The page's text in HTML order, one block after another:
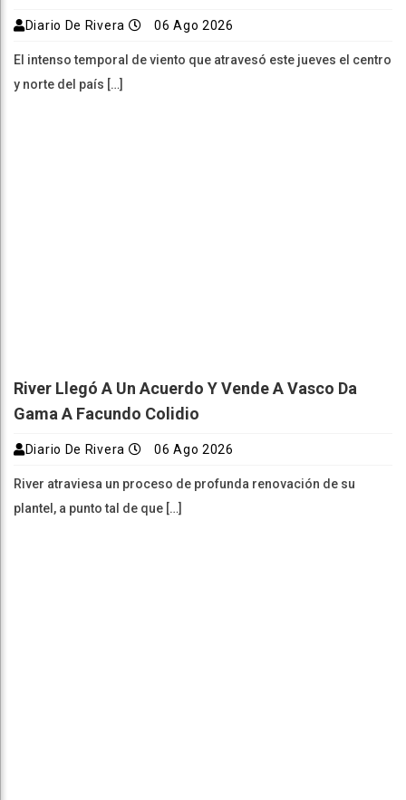
Diario De Rivera 06 Ago 2026
El intenso temporal de viento que atravesó este jueves el centro
y norte del país […]
River Llegó A Un Acuerdo Y Vende A Vasco Da
Gama A Facundo Colidio
Diario De Rivera 06 Ago 2026
River atraviesa un proceso de profunda renovación de su
plantel, a punto tal de que […]